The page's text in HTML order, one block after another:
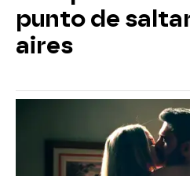
punto de
aires